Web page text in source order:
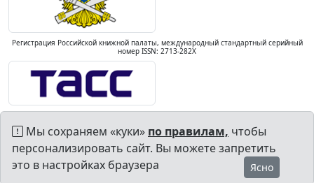
Регистрация Российской книжной палаты, международный стандартный серийный
номер ISSN: 2713-282X
Мы сохраняем «куки» по правилам, чтобы
персонализировать сайт. Вы можете запретить
это в настройках браузера
Ясно